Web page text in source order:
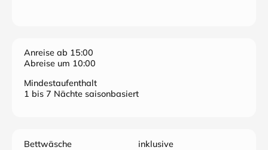
Anreise ab 15:00
Abreise um 10:00
Mindestaufenthalt
1 bis 7 Nächte saisonbasiert
Bettwäsche
inklusive